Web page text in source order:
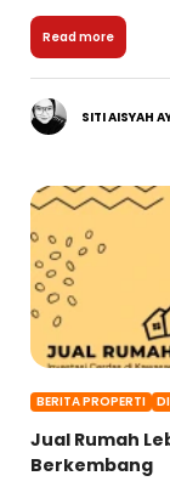
Read more
SITI AISYAH
BERITA PROPERTI
Jual Rumah
Berkembang